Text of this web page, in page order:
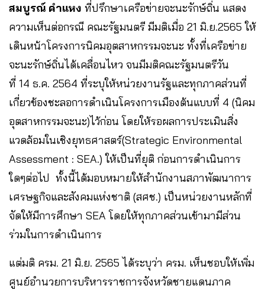
สมบูรณ์ คำแหง ที่ปรึกษาเครือข่ายจะนะรักษ์ถิ่น แสดง
ความเห็นต่อกรณี คณะรัฐมนตรี มีมติเมื่อ 21 มิ.ย.2565 ให้
เดินหน้าโครงการนิคมอุตสาหกรรมจะนะ ทั้งที่เครือข่าย
จะนะรักษ์ถิ่นได้เคลื่อนไหว จนมีมติคณะรัฐมนตรีวัน
ที่ 14 ธ.ค. 2564 ที่ระบุให้หน่วยงานรัฐและทุกภาคส่วนที่
เกี่ยวข้องชะลอการดำเนินโครงการเมืองต้นแบบที่ 4 (นิคม
อุตสาหกรรมจะนะ)ไว้ก่อน โดยให้รอผลการประเมินสิ่ง
แวดล้อมในเชิงยุทธศาสตร์(Strategic Environmental
Assessment : SEA.) ให้เป็นที่ยุติ ก่อนการดำเนินการ
ใดๆต่อไป ทั้งนี้ได้มอบหมายให้สำนักงานสภาพัฒนาการ
เศรษฐกิจและสังคมแห่งชาติ (สศช.) เป็นหน่วยงานหลักที่
จัดให้มีการศึกษา SEA โดยให้ทุกภาคส่วนเข้ามามีส่วน
ร่วมในการดำเนินการ
แต่มติ ครม. 21 มิ.ย. 2565 ได้ระบุว่า ครม. เห็นชอบให้เพิ่ม
ศูนย์อำนวยการบริหารราชการจังหวัดชายแดนภาค